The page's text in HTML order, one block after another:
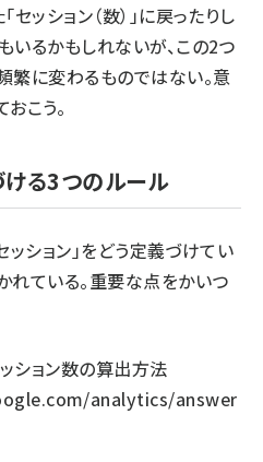
ッション（数）」に戻ったりし
いるかもしれないが、この2つ
繁に変わるものではない。意
こう。
ける3つのルール
ション」をどう定義づけてい
れている。重要な点をかいつ
ション数の算出方法
analytics/answer